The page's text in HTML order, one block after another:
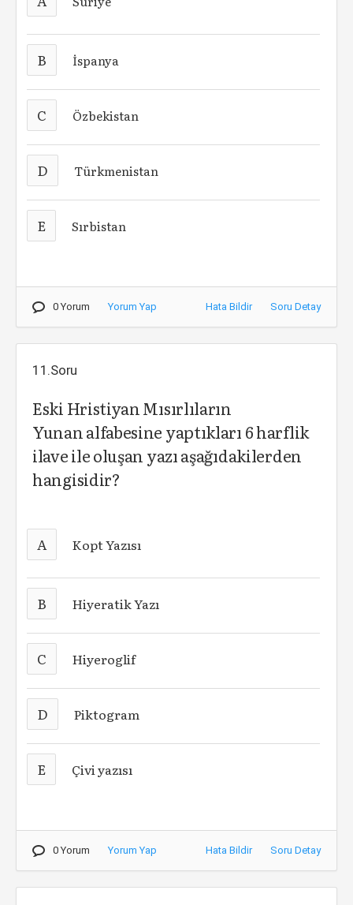
B İspanya
C Özbekistan
D Türkmenistan
E Sırbistan
0 Yorum Yorum Yap Hata Bildir Soru Detay
11.Soru
Eski Hristiyan Mısırlıların
Yunan alfabesine yaptıkları 6 harflik
ilave ile oluşan yazı aşağıdakilerden
hangisidir?
A Kopt Yazısı
B Hiyeratik Yazı
C Hiyeroglif
D Piktogram
E Çivi yazısı
0 Yorum Yorum Yap Hata Bildir Soru Detay